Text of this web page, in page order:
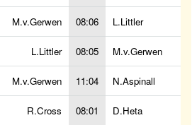
M.v.Gerwen 08:06 L.Littler
L.Littler 08:05 M.v.Gerwen
M.v.Gerwen 11:04 N.Aspinall
R.Cross 08:01 D.Heta